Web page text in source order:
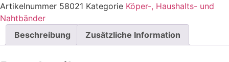
Artikelnummer 58021 Kategorie Köper-, Haushalts- und
Nahtbänder
Beschreibung
Zusätzliche Information